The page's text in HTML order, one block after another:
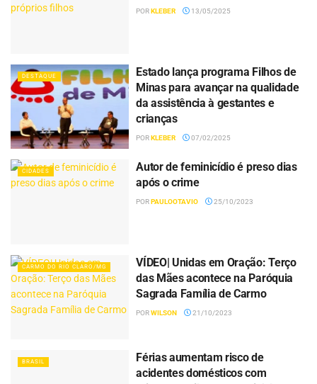
PORKLEBER 13/05/2025
DESTAQUE
Estado lança programa Filhos de
Minas para avançar na qualidade
da assistência à gestantes e
crianças
PORKLEBER 07/02/2025
CIDADES
Autor de feminicídio é preso dias
após o crime
PORPAULOOTAVIO 25/10/2023
CARMO DO RIO CLARO/MG
VÍDEO| Unidas em Oração: Terço
das Mães acontece na Paróquia
Sagrada Família de Carmo
PORWILSON 21/10/2023
BRASIL
Férias aumentam risco de
acidentes domésticos com